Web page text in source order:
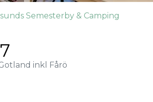
Semesterby & Camping
inkl Fårö